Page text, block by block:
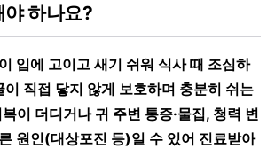
하나요?
입에 고이고 새기 쉬워 식사 때 조심하
이 직접 닿지 않게 보호하며 충분히 쉬는
복이 더디거나 귀 주변 통증·물집, 청력 변
원인(대상포진 등)일 수 있어 진료받아